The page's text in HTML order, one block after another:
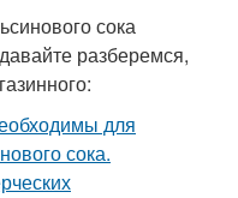
сока
разберемся,